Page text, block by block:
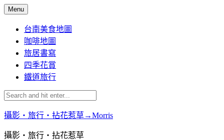
Skip
to
content
Menu
台南美食地圖
咖啡地圖
旅居書寫
四季花賞
鐵道旅行
攝影‧旅行‧拈花惹草→Morris
攝影‧旅行‧拈花惹草